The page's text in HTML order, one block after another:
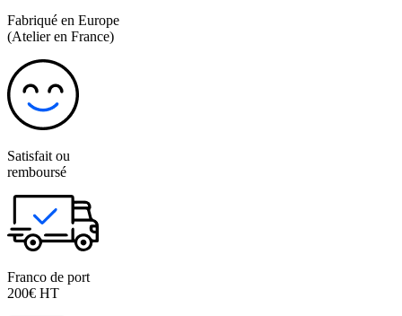
Fabriqué en Europe
(Atelier en France)
Satisfait ou
remboursé
Franco de port
200€ HT